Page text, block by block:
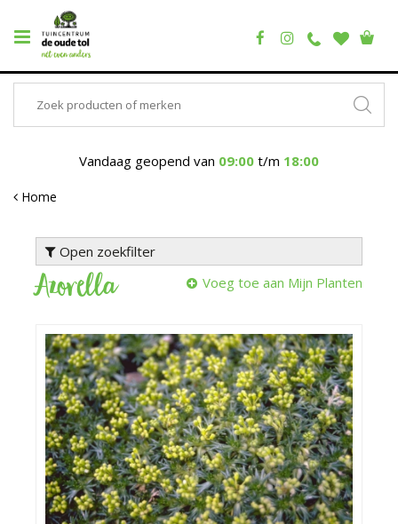
Vandaag geopend van 09:00 t/m 18:00
Home
Open zoekfilter
Azorella Voeg toe aan Mijn Planten